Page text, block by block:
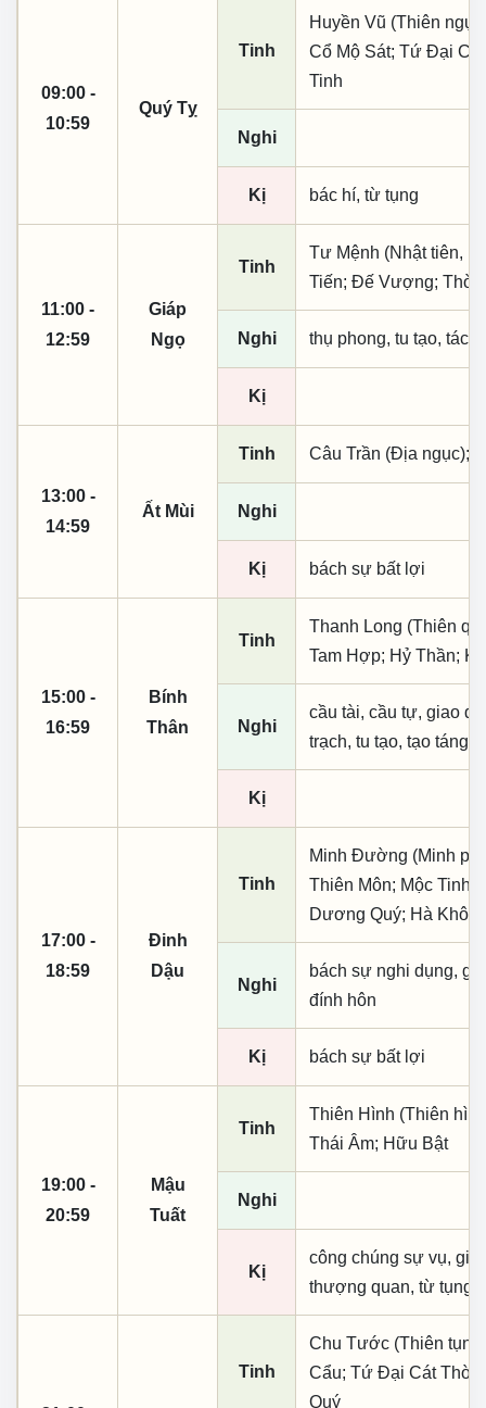
09:00 -
10:59
Quý Tỵ
Tinh
Huyền Vũ (Thiên
Cổ Mộ Sát; Tứ Đại
Tinh
Nghi
Kị bác hí, từ tụng
11:00 -
12:59
Giáp
Ngọ
Tinh
Tư Mệnh (Nhật tiên,
Tiến; Đế Vượng; Thời
Nghi thụ phong, tu tạo, tác
Kị
13:00 -
14:59
Ất Mùi
Tinh Câu Trần (Địa ngục);
Nghi
Kị bách sự bất lợi
15:00 -
16:59
Bính
Thân
Tinh
Thanh Long (Thiên
Tam Hợp; Hỷ Thần;
Nghi
cầu tài, cầu tự, giao
trạch, tu tạo, tạo táng,
Kị
17:00 -
18:59
Đinh
Dậu
Tinh
Minh Đường (Minh
Thiên Môn; Mộc Tinh;
Dương Quý; Hà Khôi
Nghi
bách sự nghi dụng,
đính hôn
Kị bách sự bất lợi
19:00 -
20:59
Mậu
Tuất
Tinh
Thiên Hình (Thiên
Thái Âm; Hữu Bật
Nghi
Kị
công chúng sự vụ, giá
thượng quan, từ tụng
Tinh
Chu Tước (Thiên
Cẩu; Tứ Đại Cát Thời;
Quý